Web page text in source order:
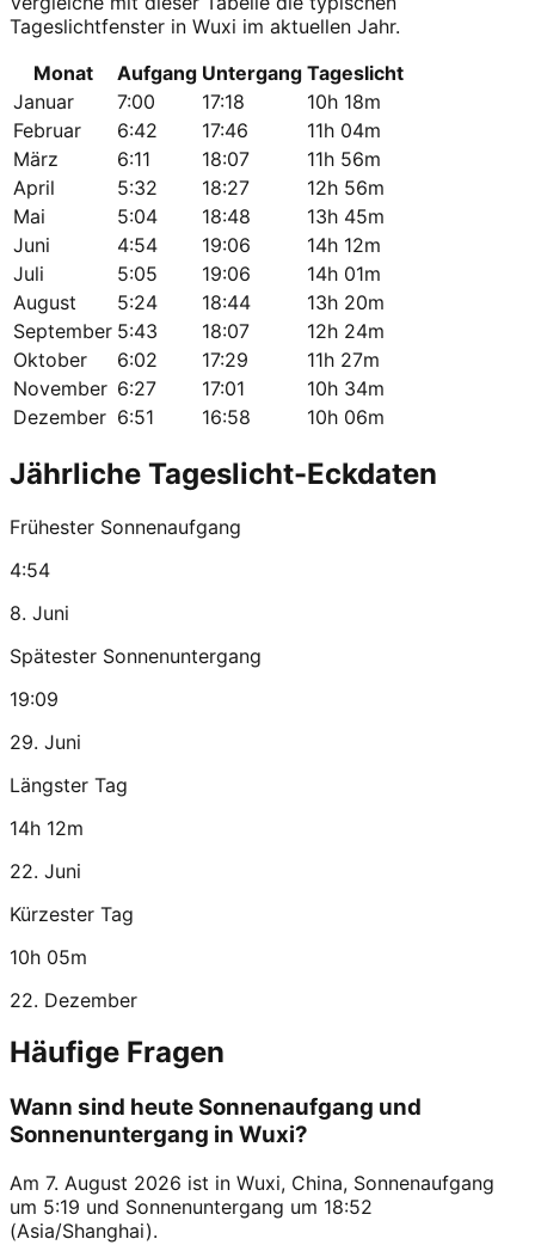
Tageslichtfenster in Wuxi im aktuellen Jahr.
Monat
Aufgang Untergang Tageslicht
Januar
7:00 17:18
10h 18m
Februar
6:42 17:46
11h 04m
März
6:11 18:07
11h 56m
April
5:32 18:27
12h 56m
Mai
5:04 18:48
13h 45m
Juni
4:54 19:06
14h 12m
Juli
5:05 19:06
14h 01m
August
5:24 18:44
13h 20m
September 5:43 18:07
12h 24m
Oktober
6:02 17:29
11h 27m
November 6:27 17:01
10h 34m
Dezember 6:51 16:58 10h 06m
Jährliche Tageslicht-Eckdaten
Frühester Sonnenaufgang
4:54
8. Juni
Spätester Sonnenuntergang
19:09
29. Juni
Längster Tag
14h 12m
22. Juni
Kürzester Tag
10h 05m
22. Dezember
Häufige Fragen
Wann sind heute Sonnenaufgang und
Sonnenuntergang in Wuxi?
Am 7. August 2026 ist in Wuxi, China, Sonnenaufgang
um 5:19 und Sonnenuntergang um 18:52
(Asia/Shanghai).